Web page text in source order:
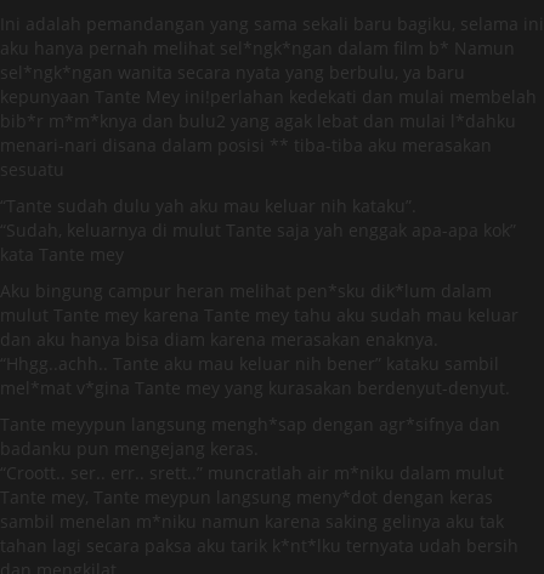
Ini adalah pemandangan yang sama sekali baru bagiku, selama ini
aku hanya pernah melihat sel*ngk*ngan dalam film b* Namun
sel*ngk*ngan wanita secara nyata yang berbulu, ya baru
kepunyaan Tante Mey ini!perlahan kedekati dan mulai membelah
bib*r m*m*knya dan bulu2 yang agak lebat dan mulai l*dahku
menari-nari disana dalam posisi ** tiba-tiba aku merasakan
sesuatu
“Tante sudah dulu yah aku mau keluar nih kataku”.
“Sudah, keluarnya di mulut Tante saja yah enggak apa-apa kok”
kata Tante mey
Aku bingung campur heran melihat pen*sku dik*lum dalam
mulut Tante mey karena Tante mey tahu aku sudah mau keluar
dan aku hanya bisa diam karena merasakan enaknya.
“Hhgg..achh.. Tante aku mau keluar nih bener” kataku sambil
mel*mat v*gina Tante mey yang kurasakan berdenyut-denyut.
Tante meyypun langsung mengh*sap dengan agr*sifnya dan
badanku pun mengejang keras.
“Croott.. ser.. err.. srett..” muncratlah air m*niku dalam mulut
Tante mey, Tante meypun langsung meny*dot dengan keras
sambil menelan m*niku namun karena saking gelinya aku tak
tahan lagi secara paksa aku tarik k*nt*lku ternyata udah bersih